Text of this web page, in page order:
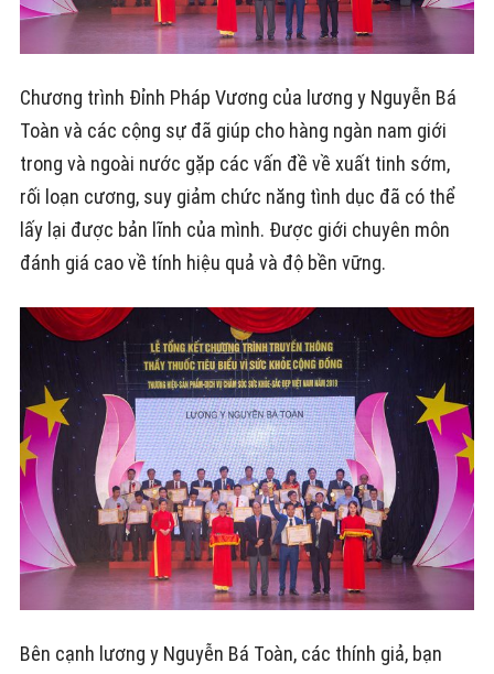
Chương trình Đỉnh Pháp Vương của lương y Nguyễn Bá
Toàn và các cộng sự đã giúp cho hàng ngàn nam giới
trong và ngoài nước gặp các vấn đề về xuất tinh sớm,
rối loạn cương, suy giảm chức năng tình dục đã có thể
lấy lại được bản lĩnh của mình. Được giới chuyên môn
đánh giá cao về tính hiệu quả và độ bền vững.
Bên cạnh lương y Nguyễn Bá Toàn, các thính giả, bạn